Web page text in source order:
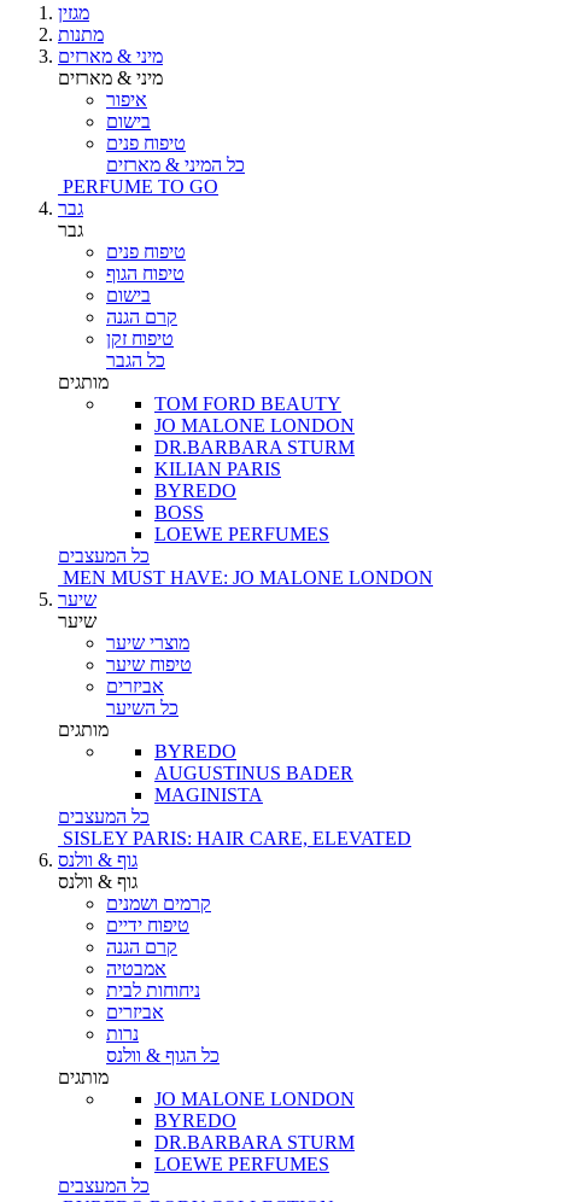
מגזין
מתנות
מיני & מארזים
מיני & מארזים
איפור
בישום
טיפוח פנים
כל המיני & מארזים
PERFUME TO GO
גבר
גבר
טיפוח פנים
טיפוח הגוף
בישום
קרם הגנה
טיפוח זקן
כל הגבר
מותגים
TOM FORD BEAUTY
JO MALONE LONDON
DR.BARBARA STURM
KILIAN PARIS
BYREDO
BOSS
LOEWE PERFUMES
כל המעצבים
MEN MUST HAVE: JO MALONE LONDON
שיער
שיער
מוצרי שיער
טיפוח שיער
אביזרים
כל השיער
מותגים
BYREDO
AUGUSTINUS BADER
MAGINISTA
כל המעצבים
SISLEY PARIS: HAIR CARE, ELEVATED
גוף & וולנס
גוף & וולנס
קרמים ושמנים
טיפוח ידיים
קרם הגנה
אמבטיה
ניחוחות לבית
אביזרים
נרות
כל הגוף & וולנס
מותגים
JO MALONE LONDON
BYREDO
DR.BARBARA STURM
LOEWE PERFUMES
כל המעצבים